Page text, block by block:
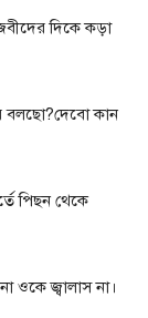
দিকে কড়া
বলছো?দেবো কান
পিছন থেকে
ওকে জ্বালাস না।